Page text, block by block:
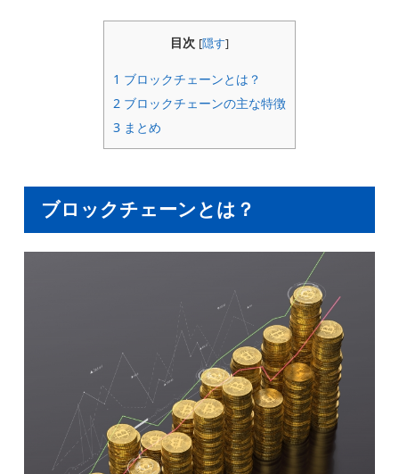
目次 [隠す]
1 ブロックチェーンとは？
2 ブロックチェーンの主な特徴
3 まとめ
ブロックチェーンとは？